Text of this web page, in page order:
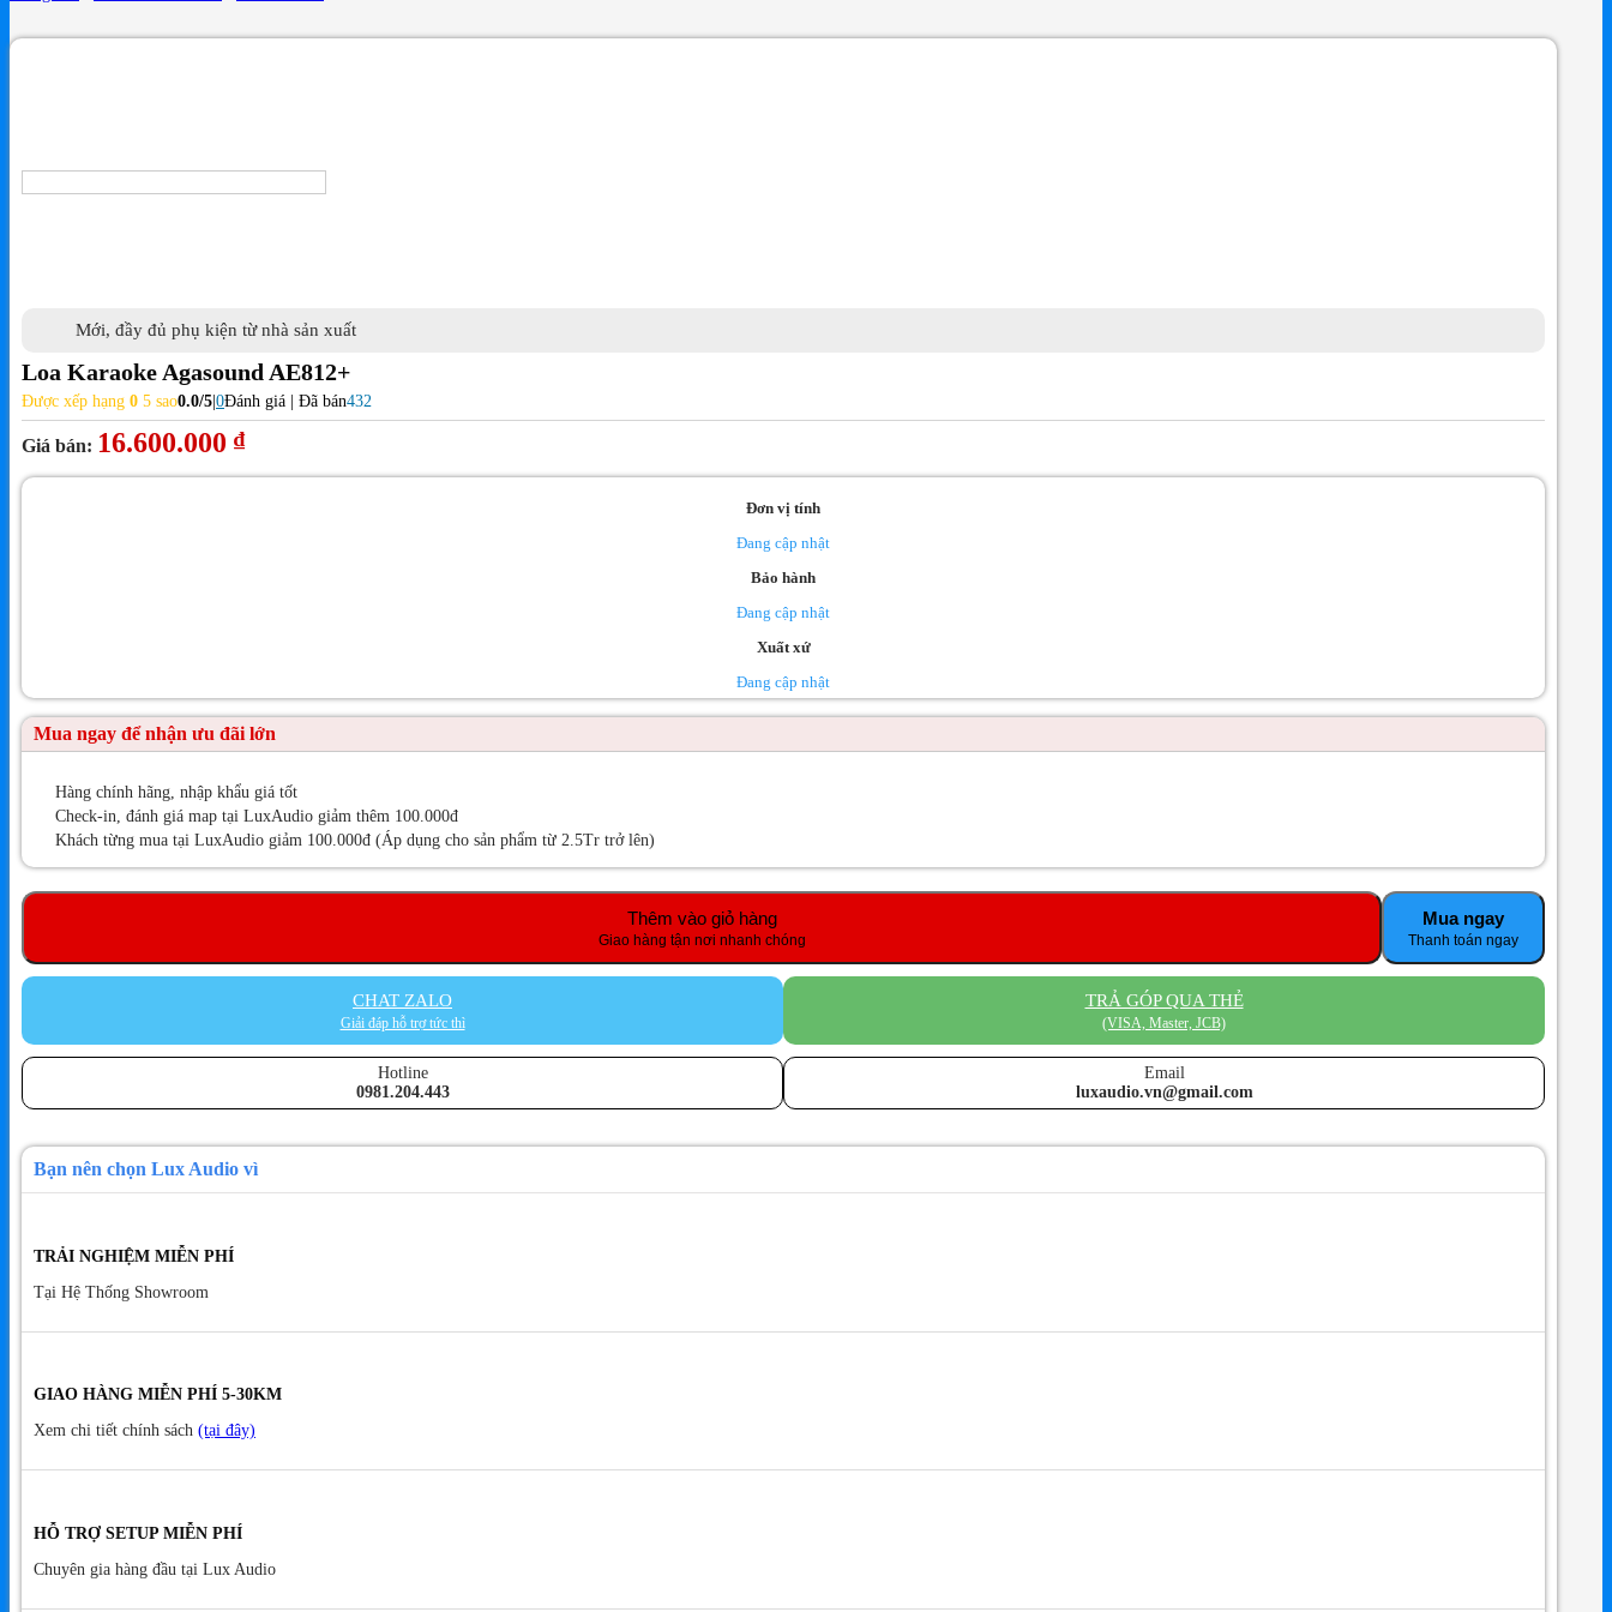
Mới, đầy đủ phụ kiện từ nhà sản xuất
Loa Karaoke Agasound AE812+
Được xếp hạng 0 5 sao0.0/5 0Đánh giá | Đã bán432
Giá bán: 16.600.000 ₫
Đơn vị tính
Đang cập nhật
Bảo hành
Đang cập nhật
Xuất xứ
Đang cập nhật
Mua ngay để nhận ưu đãi lớn
Hàng chính hãng, nhập khẩu giá tốt
Check-in, đánh giá map tại LuxAudio giảm thêm 100.000đ
Khách từng mua tại LuxAudio giảm 100.000đ (Áp dụng cho sản phẩm từ 2.5Tr trở lên)
Thêm vào giỏ hàng Mua ngay
CHAT ZALO
Giải đáp hỗ trợ tức thì
TRẢ GÓP QUA THẺ
(VISA, Master, JCB)
Hotline
0981.204.443
Email
luxaudio.vn@gmail.com
Bạn nên chọn Lux Audio vì
TRẢI NGHIỆM MIỄN PHÍ
Tại Hệ Thống Showroom
GIAO HÀNG MIỄN PHÍ 5-30KM
Xem chi tiết chính sách (tại đây)
HỖ TRỢ SETUP MIỄN PHÍ
Chuyên gia hàng đầu tại Lux Audio